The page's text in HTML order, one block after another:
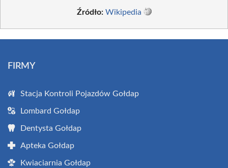
Źródło: Wikipedia
FIRMY
Stacja Kontroli Pojazdów Gołdap
Lombard Gołdap
Dentysta Gołdap
Apteka Gołdap
Kwiaciarnia Gołdap